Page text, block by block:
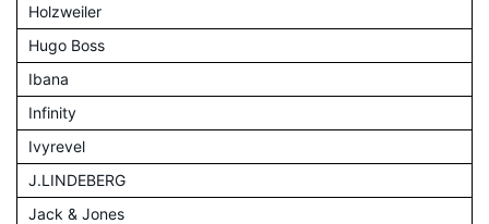
Holzweiler
Hugo Boss
Ibana
Infinity
Ivyrevel
J.LINDEBERG
Jack & Jones